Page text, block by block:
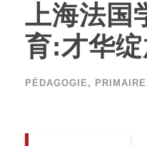
上海法国
育:才华
PÉDAGOGIE , PRIMAIRE